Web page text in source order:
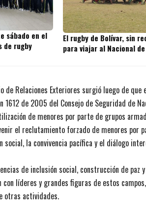
sábado en el
de rugby
El rugby de Bolívar, sin
para viajar al Nacional
Relaciones Exteriores surgió luego de que
de 2005 del Consejo de Seguridad de
de menores por parte de grupos
el reclutamiento forzado de menores por
social, la convivencia pacífica y el diálogo
de inclusión social, construcción de paz
líderes y grandes figuras de estos campos,
otras actividades.